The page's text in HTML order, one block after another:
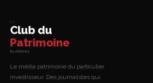
Le
Club du
Patrimoine
by Adomos
Le média patrimoine du particulier
investisseur. Des journalistes qui